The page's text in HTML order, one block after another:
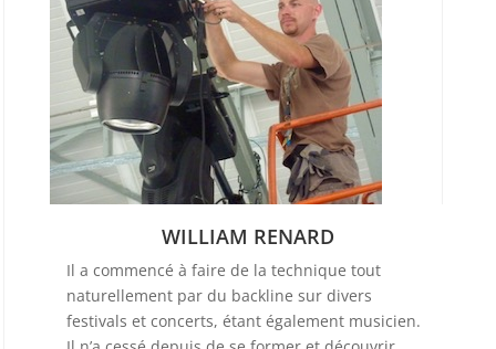
WILLIAM RENARD
Il a commencé à faire de la technique tout
naturellement par du backline sur divers
festivals et concerts, étant également musicien.